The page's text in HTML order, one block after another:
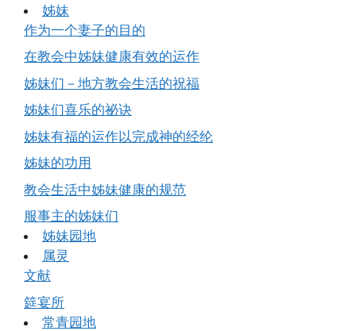
姊妹
作为一个妻子的目的
在教会中姊妹健康有效的运作
姊妹们－地方教会生活的祝福
姊妹们喜乐的祕诀
姊妹有福的运作以完成神的经纶
姊妹的功用
教会生活中姊妹健康的规范
服事主的姊妹们
姊妹园地
属灵
文献
筵宴所
常青园地